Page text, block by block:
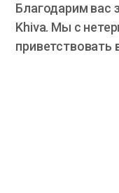
Благодарим вас
Khiva. Мы с
приветствовать